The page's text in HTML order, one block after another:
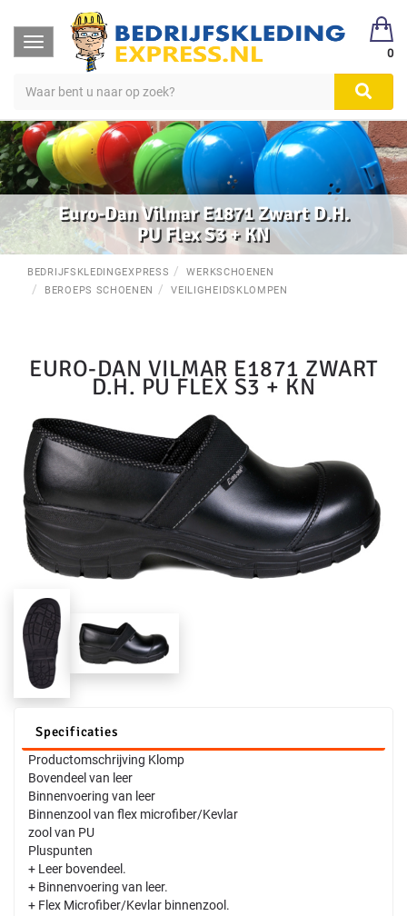
Toggle
navigation
0
Euro-Dan Vilmar E1871 Zwart D.H.
PU Flex S3 + KN
BEDRIJFSKLEDINGEXPRESS
WERKSCHOENEN
BEROEPS SCHOENEN
VEILIGHEIDSKLOMPEN
EURO-DAN VILMAR E1871 ZWART
D.H. PU FLEX S3 + KN
Specificaties
Productomschrijving Klomp
Bovendeel van leer
Binnenvoering van leer
Binnenzool van flex microfiber/Kevlar
zool van PU
Pluspunten
+ Leer bovendeel.
+ Binnenvoering van leer.
+ Flex Microfiber/Kevlar binnenzool.